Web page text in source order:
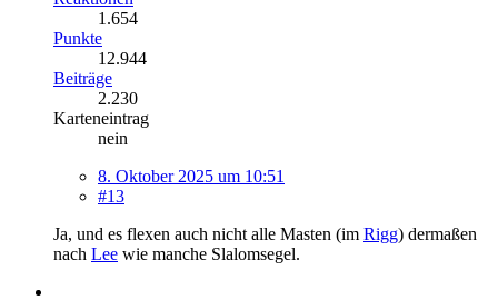
1.654
Punkte
12.944
Beiträge
2.230
Karteneintrag
nein
8. Oktober 2025 um 10:51
#13
Ja, und es flexen auch nicht alle Masten (im Rigg) dermaßen
nach Lee wie manche Slalomsegel.